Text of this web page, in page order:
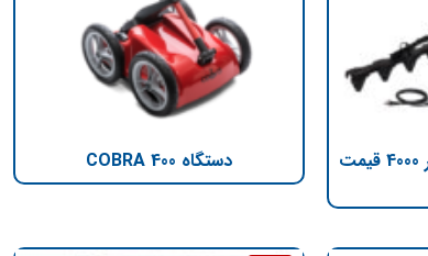
اسکنرسه بعدی فول فایندر 4000 قیمت
دستگاه COBRA 400